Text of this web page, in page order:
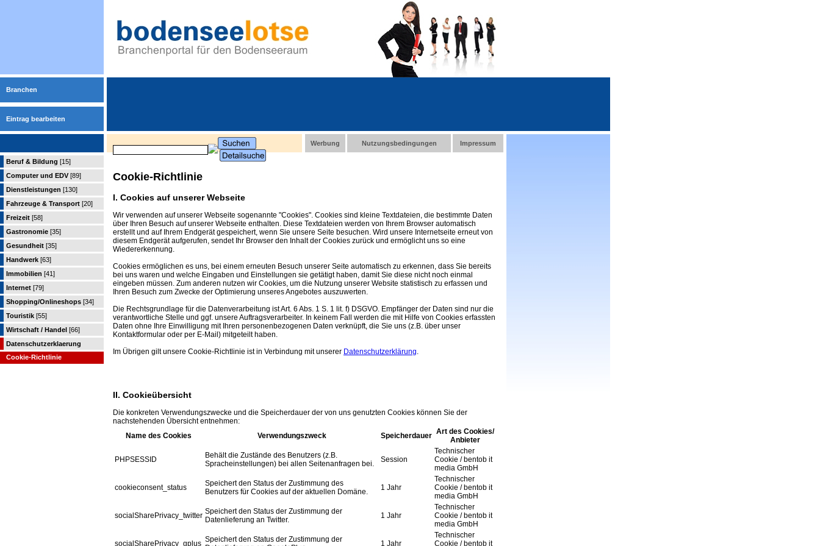
Branchen
Eintrag bearbeiten
Werbung Nutzungsbedingungen Impressum
Beruf & Bildung [15]
Computer und EDV [89]
Dienstleistungen [130]
Fahrzeuge & Transport [20]
Freizeit [58]
Gastronomie [35]
Gesundheit [35]
Handwerk [63]
Immobilien [41]
Internet [79]
Shopping/Onlineshops [34]
Touristik [55]
Wirtschaft / Handel [66]
Datenschutzerklaerung
Cookie-Richtlinie
Cookie-Richtlinie
I. Cookies auf unserer Webseite
Wir verwenden auf unserer Webseite sogenannte "Cookies". Cookies sind kleine Textdateien, die bestimmte Daten
über Ihren Besuch auf unserer Webseite enthalten. Diese Textdateien werden von Ihrem Browser automatisch
erstellt und auf Ihrem Endgerät gespeichert, wenn Sie unsere Seite besuchen. Wird unsere Internetseite erneut von
diesem Endgerät aufgerufen, sendet Ihr Browser den Inhalt der Cookies zurück und ermöglicht uns so eine
Wiedererkennung.
Cookies ermöglichen es uns, bei einem erneuten Besuch unserer Seite automatisch zu erkennen, dass Sie bereits
bei uns waren und welche Eingaben und Einstellungen sie getätigt haben, damit Sie diese nicht noch einmal
eingeben müssen. Zum anderen nutzen wir Cookies, um die Nutzung unserer Website statistisch zu erfassen und
Ihren Besuch zum Zwecke der Optimierung unseres Angebotes auszuwerten.
Die Rechtsgrundlage für die Datenverarbeitung ist Art. 6 Abs. 1 S. 1 lit. f) DSGVO. Empfänger der Daten sind nur die
verantwortliche Stelle und ggf. unsere Auftragsverarbeiter. In keinem Fall werden die mit Hilfe von Cookies erfassten
Daten ohne Ihre Einwilligung mit Ihren personenbezogenen Daten verknüpft, die Sie uns (z.B. über unser
Kontaktformular oder per E-Mail) mitgeteilt haben.
Im Übrigen gilt unsere Cookie-Richtlinie ist in Verbindung mit unserer Datenschutzerklärung.
II. Cookieübersicht
Die konkreten Verwendungszwecke und die Speicherdauer der von uns genutzten Cookies können Sie der
nachstehenden Übersicht entnehmen:
Name des Cookies
Verwendungszweck Speicherdauer Art des Cookies/
Anbieter
PHPSESSID
Behält die Zustände des Benutzers (z.B.
Spracheinstellungen) bei allen Seitenanfragen bei.
Session
Technischer
Cookie / bentob it
media GmbH
cookieconsent_status
Speichert den Status der Zustimmung des
Benutzers für Cookies auf der aktuellen Domäne.
1 Jahr
Technischer
Cookie / bentob it
media GmbH
socialSharePrivacy_twitter Speichert den Status der Zustimmung der
Datenlieferung an Twitter.
1 Jahr
Technischer
Cookie / bentob it
media GmbH
socialSharePrivacy_gplus Speichert den Status der Zustimmung der
1 Jahr
Technischer
Cookie / bentob it